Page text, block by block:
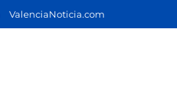
ValenciaNoticia.com